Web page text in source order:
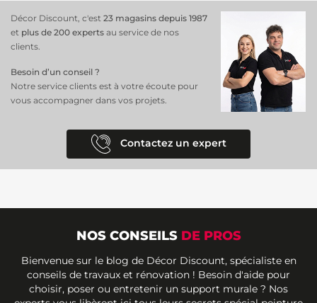
Décor Discount, c'est 23 magasins depuis 1987
et plus de 200 experts au service de nos
clients.
Besoin d’un conseil ?
Notre service clients est à votre écoute pour
vous accompagner dans vos projets.
Contactez un expert
NOS CONSEILS DE PROS
Bienvenue sur le blog de Décor Discount, spécialiste en
conseils de travaux et rénovation ! Besoin d'aide pour
choisir, poser ou entretenir un support murale ? Nos